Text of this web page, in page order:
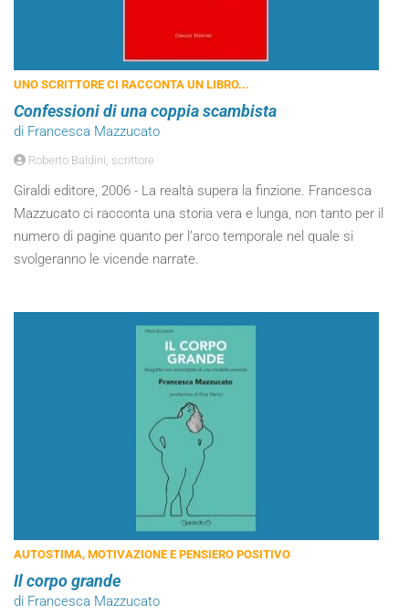
UNO SCRITTORE CI RACCONTA UN LIBRO...
Confessioni di una coppia scambista
di Francesca Mazzucato
Roberto Baldini, scrittore
Giraldi editore, 2006 - La realtà supera la finzione. Francesca
Mazzucato ci racconta una storia vera e lunga, non tanto per il
numero di pagine quanto per l’arco temporale nel quale si
svolgeranno le vicende narrate.
AUTOSTIMA, MOTIVAZIONE E PENSIERO POSITIVO
Il corpo grande
di Francesca Mazzucato